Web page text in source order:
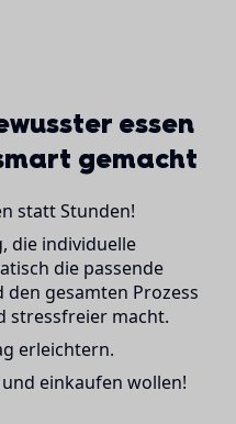
essen
gemacht
statt Stunden!
die individuelle
die passende
gesamten Prozess
stressfreier macht.
erleichtern.
einkaufen wollen!